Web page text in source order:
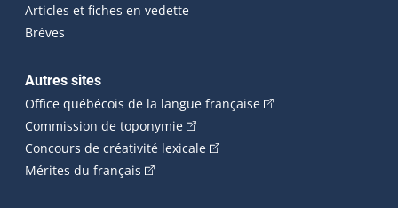
Articles et fiches en vedette
Brèves
Autres sites
Office québécois de la langue française(Cet hyperlien
Commission de toponymie(Cet hyperlien externe s'ouvrira
Concours de créativité lexicale(Cet hyperlien externe
Mérites du français (Cet hyperlien externe s'ouvrira dans une